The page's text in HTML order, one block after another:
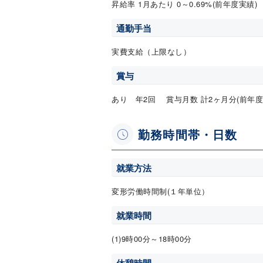
昇給率 1月あたり 0～0.69%(前年度実績)
通勤手当
実費支給（上限なし）
賞与
あり 年2回 賞与月数 計2ヶ月分(前年
勤務時間帯・日数
就業方法
変形労働時間制(１年単位）
就業時間
(1)9時00分～18時00分